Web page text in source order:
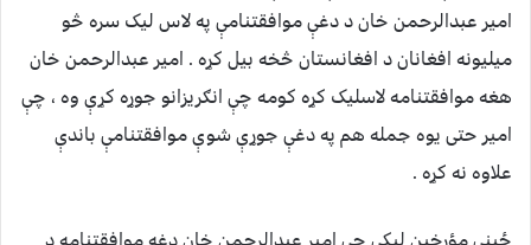
امير عبدالرحمن خان د دغې موافقتنامې په لاس ليک سره څو
ميليونه افغانان د افغانستان څخه بيل کړه . امير عبدالرحمن خان
هغه موافقتنامه لاسليک کړه کومه چې انګريزانو جوړه کړې وه ، چې
امير حتی يوه جمله هم په دغې جوړې شوې موافقتنامې باندې
علاوه نه کړه .